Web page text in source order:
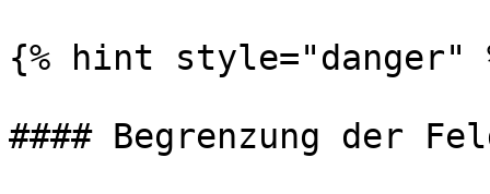
{% hint style="danger"
#### Begrenzung der